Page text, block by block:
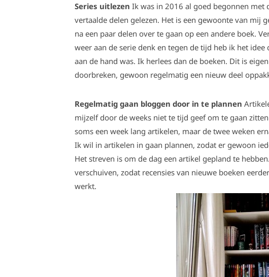
Series uitlezen Ik was in 2016 al goed begonnen met
vertaalde delen gelezen. Het is een gewoonte van mij
na een paar delen over te gaan op een andere boek.
weer aan de serie denk en tegen de tijd heb ik het
aan de hand was. Ik herlees dan de boeken. Dit is
doorbreken, gewoon regelmatig een nieuw deel
Regelmatig gaan bloggen door in te plannen
mijzelf door de weeks niet te tijd geef om te gaan
soms een week lang artikelen, maar de twee weken
Ik wil in artikelen in gaan plannen, zodat er gewoon
Het streven is om de dag een artikel gepland te
verschuiven, zodat recensies van nieuwe boeken
werkt.